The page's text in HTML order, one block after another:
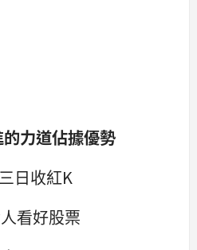
力道佔據優勢
日收紅K
看好股票